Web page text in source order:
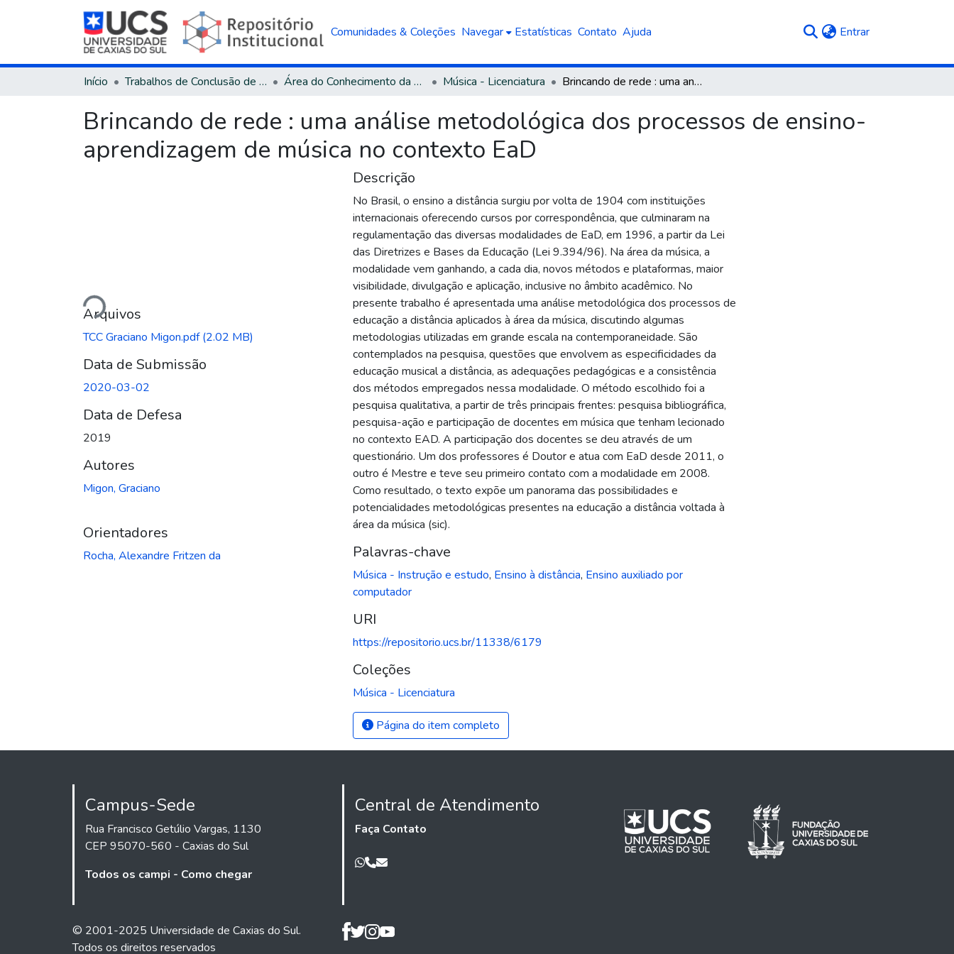
Comunidades & Coleções Navegar Estatísticas Contato Ajuda Entrar(current)
Início Trabalhos de Conclusão de Curso Área do Conhecimento da Linguística, Letras e Artes Música - Licenciatura Brincando de rede : uma análise metodológica dos processos de ensino-aprendizagem de música no contexto EaD
Brincando de rede : uma análise metodológica dos processos de ensino-
aprendizagem de música no contexto EaD
Carregando...
Arquivos
TCC Graciano Migon.pdf(2.02 MB)
Data de Submissão
2020-03-02
Data de Defesa
2019
Autores
Migon, Graciano
Orientadores
Rocha, Alexandre Fritzen da
Descrição
No Brasil, o ensino a distância surgiu por volta de 1904 com instituições
internacionais oferecendo cursos por correspondência, que culminaram na
regulamentação das diversas modalidades de EaD, em 1996, a partir da Lei
das Diretrizes e Bases da Educação (Lei 9.394/96). Na área da música, a
modalidade vem ganhando, a cada dia, novos métodos e plataformas, maior
visibilidade, divulgação e aplicação, inclusive no âmbito acadêmico. No
presente trabalho é apresentada uma análise metodológica dos processos de
educação a distância aplicados à área da música, discutindo algumas
metodologias utilizadas em grande escala na contemporaneidade. São
contemplados na pesquisa, questões que envolvem as especificidades da
educação musical a distância, as adequações pedagógicas e a consistência
dos métodos empregados nessa modalidade. O método escolhido foi a
pesquisa qualitativa, a partir de três principais frentes: pesquisa bibliográfica,
pesquisa-ação e participação de docentes em música que tenham lecionado
no contexto EAD. A participação dos docentes se deu através de um
questionário. Um dos professores é Doutor e atua com EaD desde 2011, o
outro é Mestre e teve seu primeiro contato com a modalidade em 2008.
Como resultado, o texto expõe um panorama das possibilidades e
potencialidades metodológicas presentes na educação a distância voltada à
área da música (sic).
Palavras-chave
Música - Instrução e estudo, Ensino à distância, Ensino auxiliado por
computador
URI
https://repositorio.ucs.br/11338/6179
Coleções
Música - Licenciatura
Página do item completo
Campus-Sede
Rua Francisco Getúlio Vargas, 1130
CEP 95070-560 - Caxias do Sul
Todos os campi - Como chegar
Central de Atendimento
Faça Contato
© 2001-2025 Universidade de Caxias do Sul.
Todos os direitos reservados